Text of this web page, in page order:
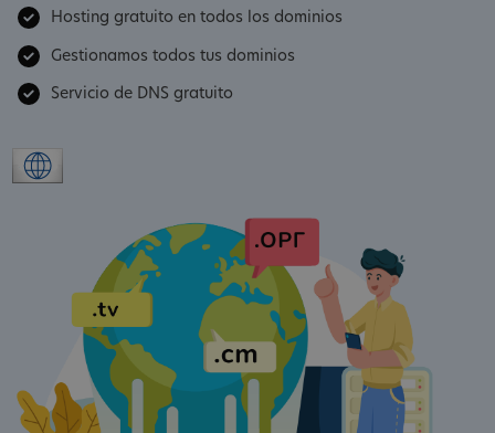
Hosting gratuito en todos los dominios
Gestionamos todos tus dominios
Servicio de DNS gratuito